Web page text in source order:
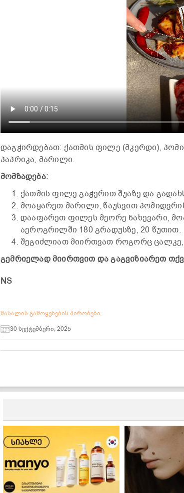
დაგჭირდებათ: ქათმის ფილე (მკერდი),
პაპრიკა, მარილი.
მომზადება:
ქათმის ფილე გაჭერით შუაზე და
მოაყარეთ მარილი, წაუსვით
დააფარეთ ფილეს მეორე ნახევარი,
აეროგრილში 180 გრადუსზე, 20 წუთით.
შეგიძლიათ მიირთვათ როგორც ცალკე,
გემრიელად მიირთვით და გაგვიზიარეთ
NS
მასალის გამოყენების პირობები
30 სექტემბერი, 2025